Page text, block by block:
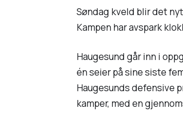
Søndag kveld blir det
Kampen har avspark
Haugesund går inn i
én seier på sine siste
Haugesunds defensive
kamper, med en